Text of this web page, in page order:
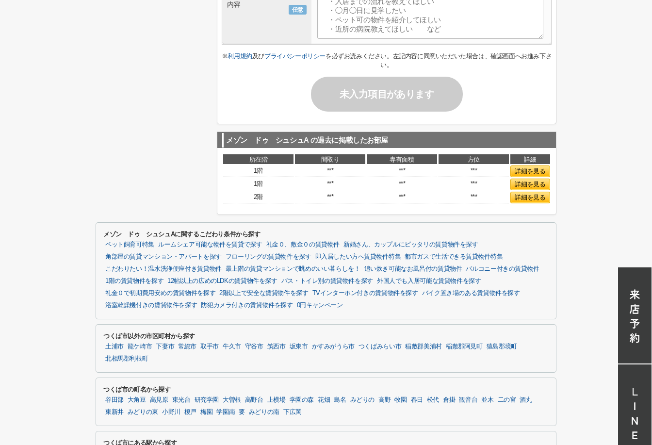
任意
内容
※利用規約及びプライバシーポリシーを必ずお読みください。左記内容に同意いただいた場合は、確認画面へお進み下さ
い。
未入力項目があります
メゾン ドゥ シュシュA の過去に掲載したお部屋
所在階 間取り 専有面積 方位
詳細
1階
*** *** ***
詳細を見る
1階
*** *** ***
詳細を見る
2階
*** *** *** 詳細を見る
メゾン ドゥ シュシュAに関するこだわり条件から探す
ペット飼育可特集 ルームシェア可能な物件を賃貸で探す 礼金０、敷金０の賃貸物件
新婚さん、カップルにピッタリの賃貸物件を探す
角部屋の賃貸マンション・アパートを探す
フローリングの賃貸物件を探す 即入居したい方へ賃貸物件特集 都市ガスで生活できる賃貸物件特集
こだわりたい！温水洗浄便座付き賃貸物件 最上階の賃貸マンションで眺めのいい暮らしを！ 追い炊き可能なお風呂付の賃貸物件 バルコニー付きの賃貸物件
1階の賃貸物件を探す
12帖以上の広めのLDKの賃貸物件を探す バス・トイレ別の賃貸物件を探す
外国人でも入居可能な賃貸物件を探す
礼金０で初期費用安めの賃貸物件を探す 2階以上で安全な賃貸物件を探す TVインターホン付きの賃貸物件を探す
バイク置き場のある賃貸物件を探す
浴室乾燥機付きの賃貸物件を探す
防犯カメラ付きの賃貸物件を探す 0円キャンペーン
つくば市以外の市区町村から探す
土浦市 龍ケ崎市 下妻市 常総市 取手市 牛久市 守谷市 筑西市 坂東市 かすみがうら市 つくばみらい市 稲敷郡美浦村 稲敷郡阿見町
猿島郡境町
北相馬郡利根町
つくば市の町名から探す
谷田部 大角豆 高見原 東光台 研究学園 大曽根 高野台 上横場 学園の森 花畑 島名 みどりの 高野 牧園 春日 松代 倉掛 観音台 並木 二の宮 酒丸
東新井 みどりの東 小野川 榎戸 梅園 学園南 要 みどりの南 下広岡
つくば市にある駅から探す